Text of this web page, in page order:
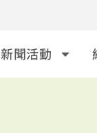
新聞活動